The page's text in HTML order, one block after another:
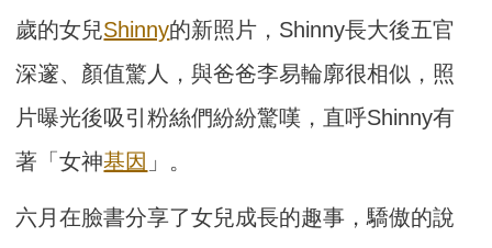
歲的女兒Shinny的新照片，Shinny長大後五官
深邃、顏值驚人，與爸爸李易輪廓很相似，照
片曝光後吸引粉絲們紛紛驚嘆，直呼Shinny有
著「女神基因 」。
六月在臉書分享了女兒成長的趣事，驕傲的說